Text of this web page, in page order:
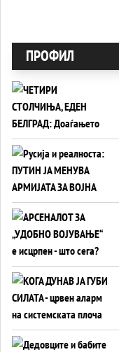
ПРОФИЛ